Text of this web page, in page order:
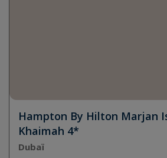
Hampton By Hilton Marjan
Khaimah 4*
Dubaï